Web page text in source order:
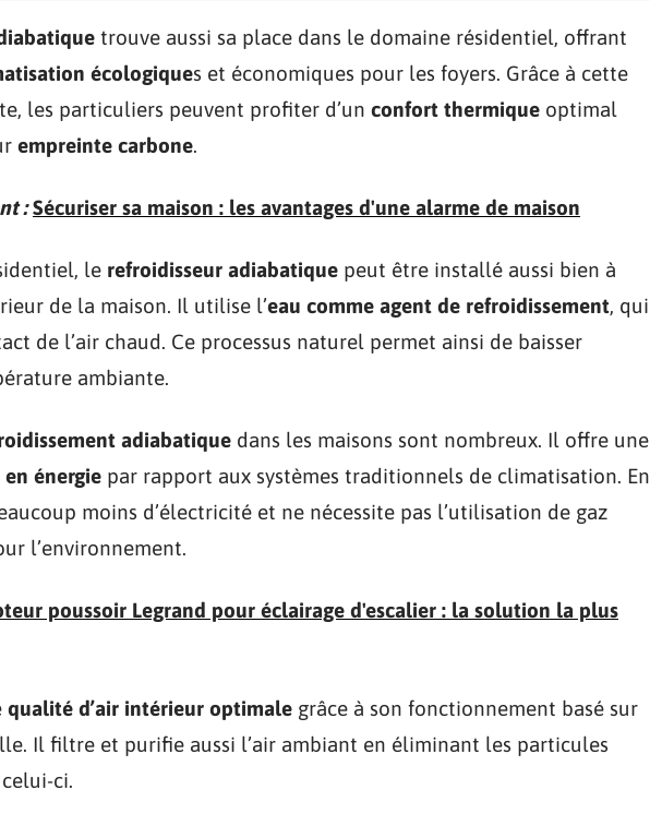
trouve aussi sa place dans le domaine résidentiel, offrant
écologiques et économiques pour les foyers. Grâce à cette
les particuliers peuvent profiter d’un confort thermique optimal
empreinte carbone.
: Sécuriser sa maison : les avantages d'une alarme de maison
le refroidisseur adiabatique peut être installé aussi bien à
de la maison. Il utilise l’eau comme agent de refroidissement, qui
de l’air chaud. Ce processus naturel permet ainsi de baisser
ambiante.
adiabatique dans les maisons sont nombreux. Il offre une
énergie par rapport aux systèmes traditionnels de climatisation. En
moins d’électricité et ne nécessite pas l’utilisation de gaz
l’environnement.
poussoir Legrand pour éclairage d'escalier : la solution la plus
qualité d’air intérieur optimale grâce à son fonctionnement basé sur
Il filtre et purifie aussi l’air ambiant en éliminant les particules
ci.